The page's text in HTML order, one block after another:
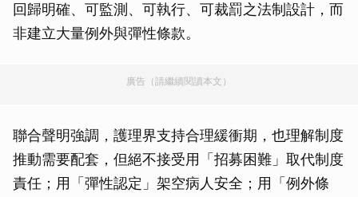
回歸明確、可監測、可執行、可裁罰之法制設計，而
非建立大量例外與彈性條款。
廣告（請繼續閱讀本文）
聯合聲明強調，護理界支持合理緩衝期，也理解制度
推動需要配套，但絕不接受用「招募困難」取代制度
責任；用「彈性認定」架空病人安全；用「例外條